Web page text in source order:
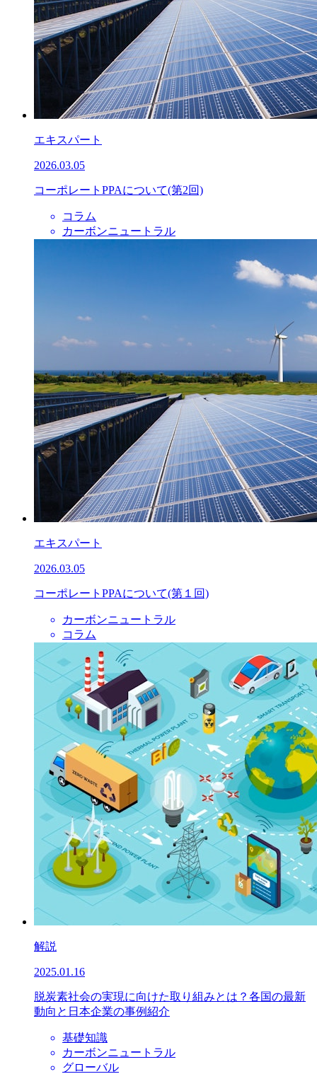
エキスパート
2026.03.05
コーポレートPPAについて(第2回)
コラム
カーボンニュートラル
エキスパート
2026.03.05
コーポレートPPAについて(第１回)
カーボンニュートラル
コラム
解説
2025.01.16
脱炭素社会の実現に向けた取り組みとは？各国の最新
動向と日本企業の事例紹介
基礎知識
カーボンニュートラル
グローバル